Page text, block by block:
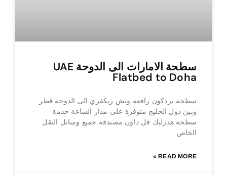
سطحة الامارات الى الدوحة UAE
Flatbed to Doha
سطحة بردكون رافعة ونش ريكفري الى الدوحة قطر
وبين دول الخليج متوفرة على مدار الساعة خدمة
سطحة هدرليك فل داون مصندقة جميع وساىل النقل
الخاص
READ MORE »